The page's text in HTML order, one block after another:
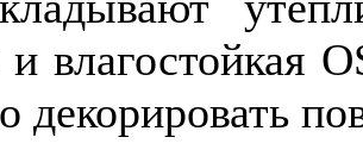
и влагостойкая
декорировать